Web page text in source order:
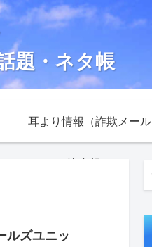
題・ネタ帳
耳より情報（詐欺メール
注意報）
ルズユニッ